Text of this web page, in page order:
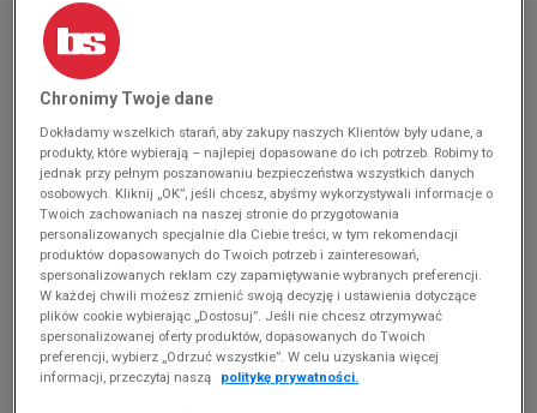
HELLY HANSEN THE FORESTER
299,99 zł
HELLY HANSEN THE FORESTER
309,99 zł
Chronimy Twoje dane
Dokładamy wszelkich starań, aby zakupy naszych Klientów były udane, a
produkty, które wybierają – najlepiej dopasowane do ich potrzeb. Robimy to
jednak przy pełnym poszanowaniu bezpieczeństwa wszystkich danych
osobowych. Kliknij „OK”, jeśli chcesz, abyśmy wykorzystywali informacje o
Twoich zachowaniach na naszej stronie do przygotowania
personalizowanych specjalnie dla Ciebie treści, w tym rekomendacji
produktów dopasowanych do Twoich potrzeb i zainteresowań,
spersonalizowanych reklam czy zapamiętywanie wybranych preferencji.
W każdej chwili możesz zmienić swoją decyzję i ustawienia dotyczące
plików cookie wybierając „Dostosuj”. Jeśli nie chcesz otrzymywać
spersonalizowanej oferty produktów, dopasowanych do Twoich
preferencji, wybierz „Odrzuć wszystkie”. W celu uzyskania więcej
informacji, przeczytaj naszą
politykę prywatności.